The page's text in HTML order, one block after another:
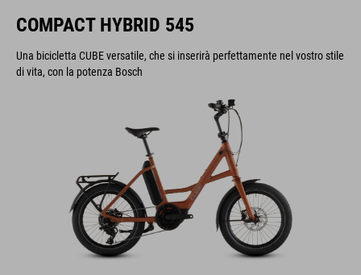
COMPACT HYBRID 545
Una bicicletta CUBE versatile, che si inserirà perfettamente nel vostro stile
di vita, con la potenza Bosch